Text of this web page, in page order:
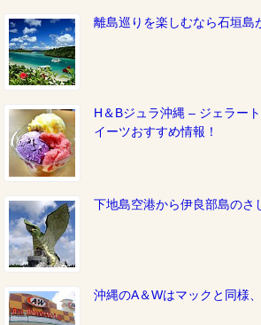
離島巡りを楽しむなら石垣島
H＆Bジュラ沖縄 – ジェラー
イーツおすすめ情報！
下地島空港から伊良部島のさ
沖縄のA＆Wはマックと同様